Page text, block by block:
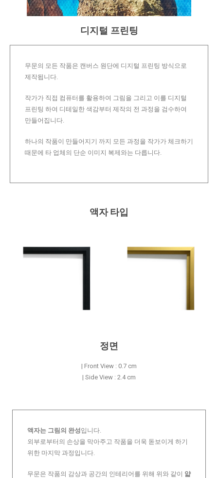
디지털 프린팅
무문의 모든 작품은 캔버스 원단에 디지털 프린팅 방식으로
제작됩니다.
작가가 직접 컴퓨터를 활용하여 그림을 그리고 이를 디지털
프린팅 하여 디테일한 색감부터 제작의 전 과정을 검수하여
만들어집니다.
하나의 작품이 만들어지기 까지 모든 과정을 작가가 체크하기
때문에 타 업체의 단순 이미지 복제와는 다릅니다.
액자 타입
정면
| Front View : 0.7 cm
| Side View : 2.4 cm
액자는 그림의 완성입니다.
외부로부터의 손상을 막아주고 작품을 더욱 돋보이게 하기
위한 마지막 과정입니다.
무문은 작품의 감상과 공간의 인테리어를 위해 위와 같이 얇